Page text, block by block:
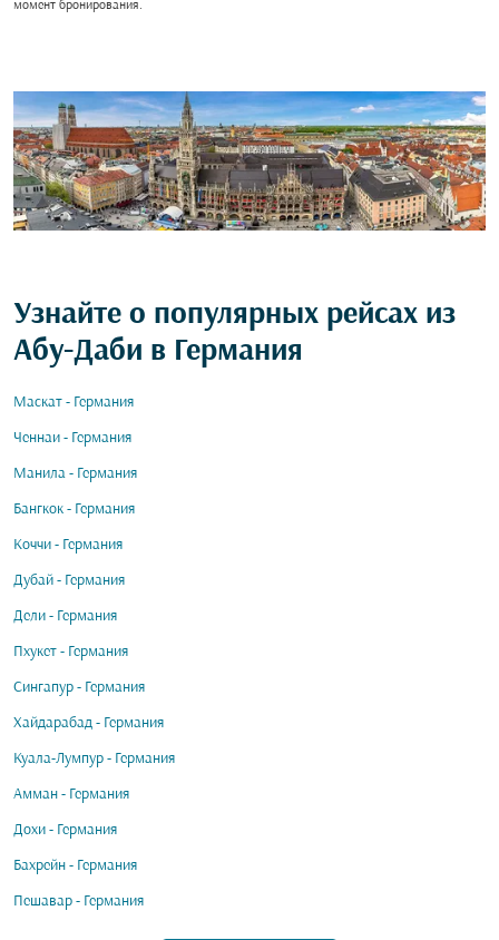
момент бронирования.
Узнайте о популярных рейсах из
Абу-Даби в Германия
Маскат - Германия
Ченнаи - Германия
Манила - Германия
Бангкок - Германия
Коччи - Германия
Дубай - Германия
Дели - Германия
Пхукет - Германия
Сингапур - Германия
Хайдарабад - Германия
Куала-Лумпур - Германия
Амман - Германия
Дохи - Германия
Бахрейн - Германия
Пешавар - Германия